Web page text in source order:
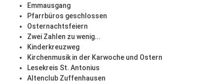
Emmausgang
Pfarrbüros geschlossen
Osternachtsfeiern
Zwei Zahlen zu wenig...
Kinderkreuzweg
Kirchenmusik in der Karwoche und Ostern
Lesekreis St. Antonius
Altenclub Zuffenhausen